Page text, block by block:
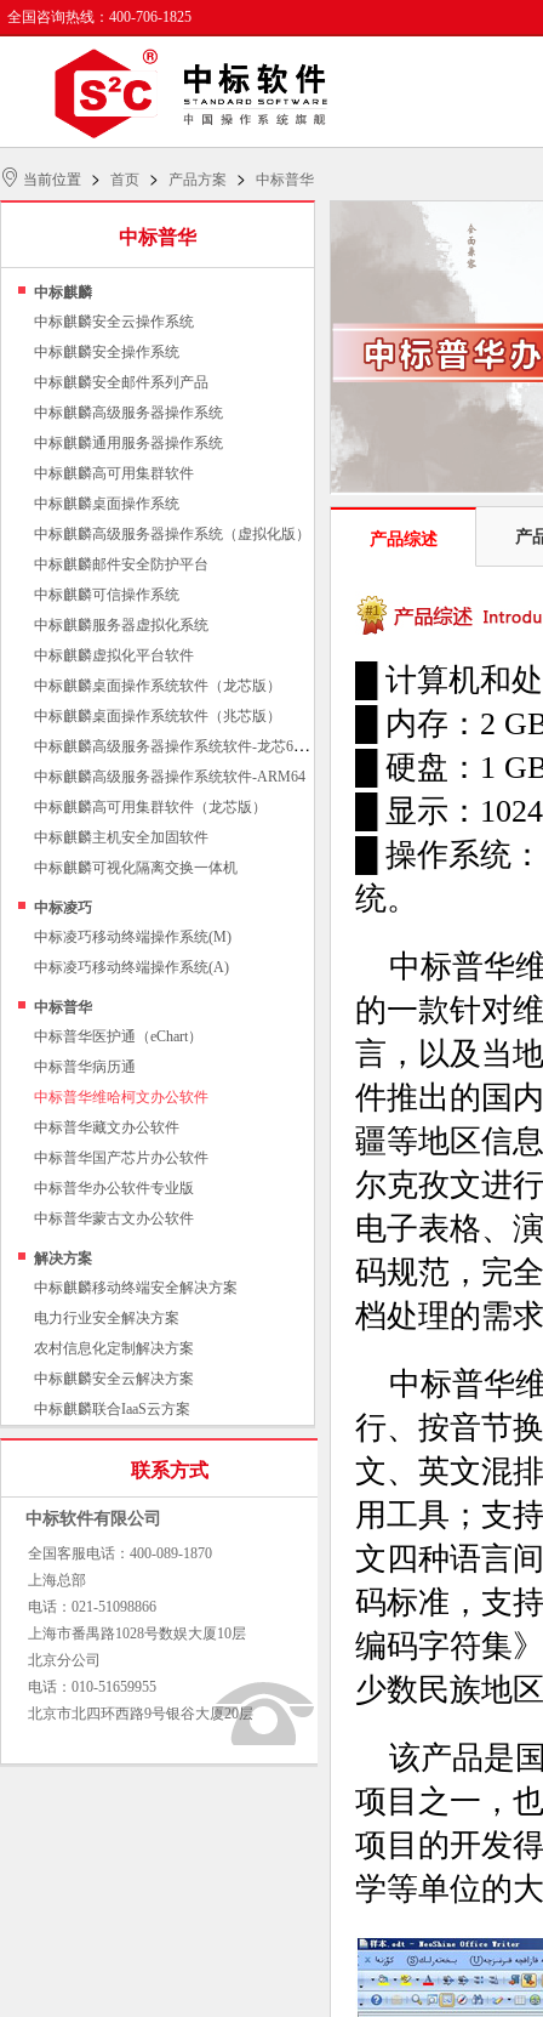
全国咨询热线：400-706-1825
当前位置 > 首页 > 产品方案 > 中标普华
中标普华
中标麒麟
中标麒麟安全云操作系统
中标麒麟安全操作系统
中标麒麟安全邮件系列产品
中标麒麟高级服务器操作系统
中标麒麟通用服务器操作系统
中标麒麟高可用集群软件
中标麒麟桌面操作系统
中标麒麟高级服务器操作系统（虚拟化版）
中标麒麟邮件安全防护平台
中标麒麟可信操作系统
中标麒麟服务器虚拟化系统
中标麒麟虚拟化平台软件
中标麒麟桌面操作系统软件（龙芯版）
中标麒麟桌面操作系统软件（兆芯版）
中
标麒麟高级服务器操作系统软件-龙芯64位
中标麒麟高级服务器操作系统软件-ARM64
中标麒麟高可用集群软件（龙芯版）
中标麒麟主机安全加固软件
中标麒麟可视化隔离交换一体机
中标凌巧
中标凌巧移动终端操作系统(M)
中标凌巧移动终端操作系统(A)
中标普华
中标普华医护通（eChart）
中标普华病历通
中标普华维哈柯文办公软件
中标普华藏文办公软件
中标普华国产芯片办公软件
中标普华办公软件专业版
中标普华蒙古文办公软件
解决方案
中标麒麟移动终端安全解决方案
电力行业安全解决方案
农村信息化定制解决方案
中标麒麟安全云解决方案
中标麒麟联合IaaS云方案
联系方式
中标软件有限公司
全国客服电话：400-089-1870
上海总部
电话：021-51098866
上海市番禺路1028号数娱大厦10层
北京分公司
电话：010-51659955
北京市北四环西路9号银谷大厦20层
产品综述 产
█ 计算机和
█ 内存：2
█ 硬盘：1
█ 显示：
█ 操作系统
统。
中标普华
的一款针对
言，以及当
件推出的国
疆等地区信
尔克孜文进
电子表格、
码规范，完
档处理的需
中标普华
行、按音节
文、英文混
用工具；支
文四种语言
码标准，支
编码字符集
少数民族地
该产品是
项目之一，
项目的开发
学等单位的